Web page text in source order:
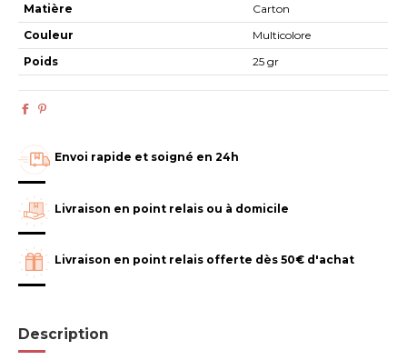
Matière
Carton
Couleur
Multicolore
Poids
25 gr
Envoi rapide et soigné en 24h
Livraison en point relais ou à domicile
Livraison en point relais offerte dès 50€ d'achat
Description